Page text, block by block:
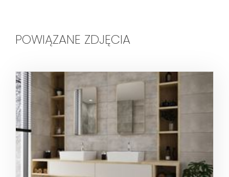
POWIĄZANE ZDJĘCIA